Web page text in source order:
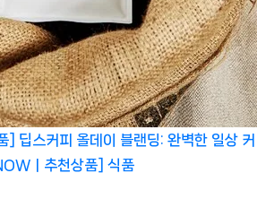
] 딥스커피 올데이 블랜딩: 완벽한 일상 커
ㅣ추천상품] 식품